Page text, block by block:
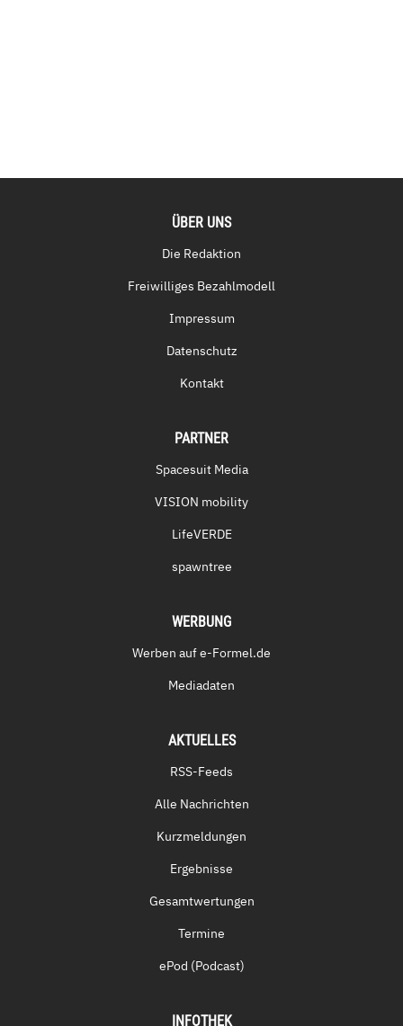
ÜBER UNS
Die Redaktion
Freiwilliges Bezahlmodell
Impressum
Datenschutz
Kontakt
PARTNER
Spacesuit Media
VISION mobility
LifeVERDE
spawntree
WERBUNG
Werben auf e-Formel.de
Mediadaten
AKTUELLES
RSS-Feeds
Alle Nachrichten
Kurzmeldungen
Ergebnisse
Gesamtwertungen
Termine
ePod (Podcast)
INFOTHEK